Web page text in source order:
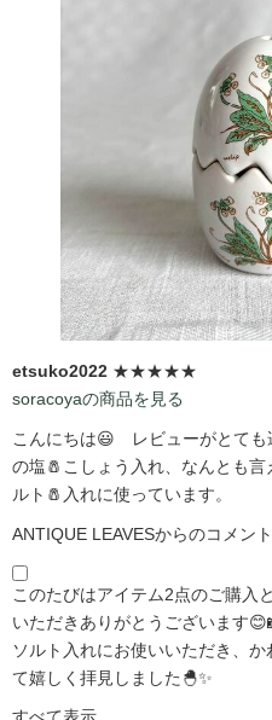
etsuko2022 ★★★★★
soracoyaの商品を見る
こんにちは😃 レビューがとて
の塩🧂こしょう入れ、なんとも
ルト🧂入れに使っています。
ANTIQUE LEAVESからのコメント
このたびはアイテム2点のご購入
いただきありがとうございます
ソルト入れにお使いいただき、
て嬉しく拝見しました🐣✨